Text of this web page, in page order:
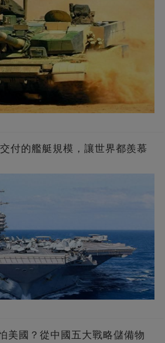
付的艦艇規模，讓世界都羨慕
美國？從中國五大戰略儲備物